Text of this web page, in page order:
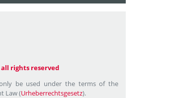
all rights reserved
be used under the terms of the
Law (Urheberrechtsgesetz).